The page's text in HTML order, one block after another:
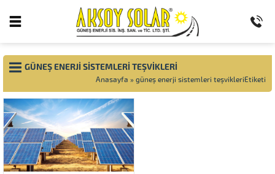
GÜNEŞ ENERJI SISTEMLERI TEŞVIKLERI
Anasayfa » güneş enerji sistemleri teşvikleriEtiketi